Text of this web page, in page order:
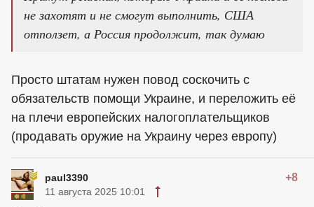
не захотят и не смогут выполнить, США
отползет, а Россия продолжит, так думаю
Просто штатам нужен повод соскочить с
обязательств помощи Украине, и переложить её
на плечи европейских налогоплательщиков
(продавать оружие на Украину через европу)
paul3390 +8
11 августа 2025 10:01